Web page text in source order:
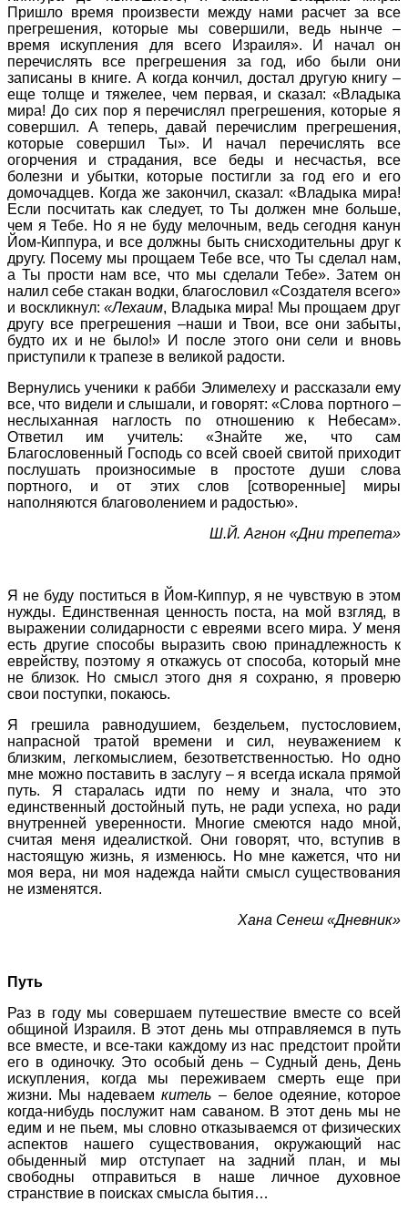
Пришло время произвести между нами расчет за все
прегрешения, которые мы совершили, ведь нынче –
время искупления для всего Израиля». И начал он
перечислять все прегрешения за год, ибо были они
записаны в книге. А когда кончил, достал другую книгу –
еще толще и тяжелее, чем первая, и сказал: «Владыка
мира! До сих пор я перечислял прегрешения, которые я
совершил. А теперь, давай перечислим прегрешения,
которые совершил Ты». И начал перечислять все
огорчения и страдания, все беды и несчастья, все
болезни и убытки, которые постигли за год его и его
домочадцев. Когда же закончил, сказал: «Владыка мира!
Если посчитать как следует, то Ты должен мне больше,
чем я Тебе. Но я не буду мелочным, ведь сегодня канун
Йом-Киппура, и все должны быть снисходительны друг к
другу. Посему мы прощаем Тебе все, что Ты сделал нам,
а Ты прости нам все, что мы сделали Тебе». Затем он
налил себе стакан водки, благословил «Создателя всего»
и воскликнул:«Лехаим, Владыка мира! Мы прощаем друг
другу все прегрешения –наши и Твои, все они забыты,
будто их и не было!» И после этого они сели и вновь
приступили к трапезе в великой радости.
Вернулись ученики к рабби Элимелеху и рассказали ему
все, что видели и слышали, и говорят: «Слова портного –
неслыханная наглость по отношению к Небесам».
Ответил им учитель: «Знайте же, что сам
Благословенный Господь со всей своей свитой приходит
послушать произносимые в простоте души слова
портного, и от этих слов [сотворенные] миры
наполняются благоволением и радостью».
Ш.Й. Агнон «Дни трепета»
Я не буду поститься в Йом-Киппур, я не чувствую в этом
нужды. Единственная ценность поста, на мой взгляд, в
выражении солидарности с евреями всего мира. У меня
есть другие способы выразить свою принадлежность к
еврейству, поэтому я откажусь от способа, который мне
не близок. Но смысл этого дня я сохраню, я проверю
свои поступки, покаюсь.
Я грешила равнодушием, бездельем, пустословием,
напрасной тратой времени и сил, неуважением к
близким, легкомыслием, безответственностью. Но одно
мне можно поставить в заслугу – я всегда искала прямой
путь. Я старалась идти по нему и знала, что это
единственный достойный путь, не ради успеха, но ради
внутренней уверенности. Многие смеются надо мной,
считая меня идеалисткой. Они говорят, что, вступив в
настоящую жизнь, я изменюсь. Но мне кажется, что ни
моя вера, ни моя надежда найти смысл существования
не изменятся.
Хана Сенеш «Дневник»
Путь
Раз в году мы совершаем путешествие вместе со всей
общиной Израиля. В этот день мы отправляемся в путь
все вместе, и все-таки каждому из нас предстоит пройти
его в одиночку. Это особый день – Судный день, День
искупления, когда мы переживаем смерть еще при
жизни. Мы надеваемкитель – белое одеяние, которое
когда-нибудь послужит нам саваном. В этот день мы не
едим и не пьем, мы словно отказываемся от физических
аспектов нашего существования, окружающий нас
обыденный мир отступает на задний план, и мы
свободны отправиться в наше личное духовное
странствие в поисках смысла бытия…